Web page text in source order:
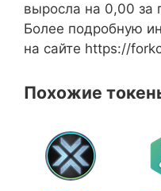
выросла на 0,00 за
Более подробную
на сайте https://
Похожие